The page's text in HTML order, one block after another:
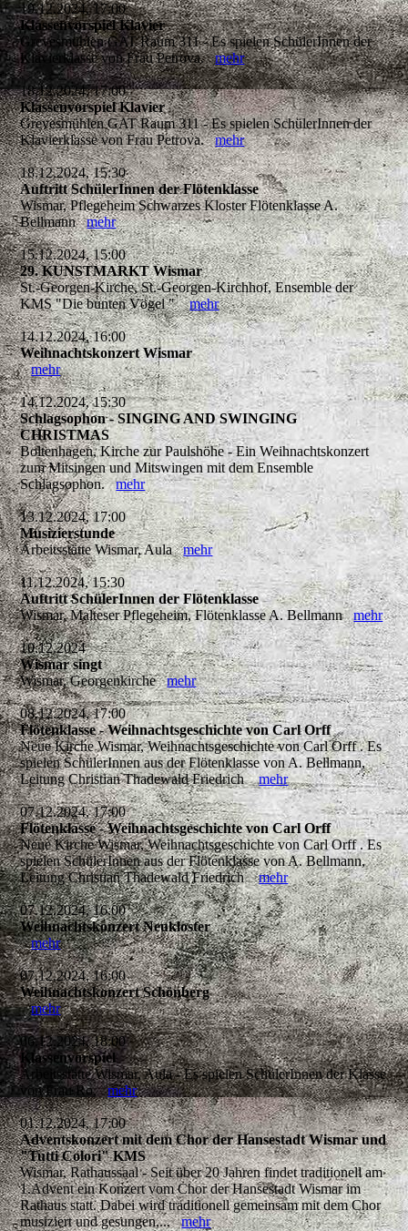
19.12.2024, 17:00
Klassenvorspiel Klavier
Grevesmühlen GAT Raum 311 - Es spielen SchülerInnen der
Klavierklasse von Frau Petrova.mehr
18.12.2024, 17:00
Klassenvorspiel Klavier
Grevesmühlen GAT Raum 311 - Es spielen SchülerInnen der
Klavierklasse von Frau Petrova.mehr
18.12.2024, 15:30
Auftritt SchülerInnen der Flötenklasse
Wismar, Pflegeheim Schwarzes Kloster Flötenklasse A.
Bellmannmehr
15.12.2024, 15:00
29. KUNSTMARKT Wismar
St.-Georgen-Kirche, St.-Georgen-Kirchhof, Ensemble der
KMS "Die bunten Vögel "mehr
14.12.2024, 16:00
Weihnachtskonzert Wismar
mehr
14.12.2024, 15:30
Schlagsophon - SINGING AND SWINGING
CHRISTMAS
Boltenhagen, Kirche zur Paulshöhe - Ein Weihnachtskonzert
zum Mitsingen und Mitswingen mit dem Ensemble
Schlagsophon.mehr
13.12.2024, 17:00
Musizierstunde
Arbeitsstätte Wismar, Aulamehr
11.12.2024, 15:30
Auftritt SchülerInnen der Flötenklasse
Wismar, Malteser Pflegeheim, Flötenklasse A. Bellmannmehr
10.12.2024
Wismar singt
Wismar, Georgenkirchemehr
08.12.2024, 17:00
Flötenklasse - Weihnachtsgeschichte von Carl Orff
Neue Kirche Wismar, Weihnachtsgeschichte von Carl Orff . Es
spielen SchülerInnen aus der Flötenklasse von A. Bellmann,
Leitung Christian Thadewald Friedrichmehr
07.12.2024, 17:00
Flötenklasse - Weihnachtsgeschichte von Carl Orff
Neue Kirche Wismar, Weihnachtsgeschichte von Carl Orff . Es
spielen SchülerInnen aus der Flötenklasse von A. Bellmann,
Leitung Christian Thadewald Friedrichmehr
07.12.2024, 16:00
Weihnachtskonzert Neukloster
mehr
07.12.2024, 16:00
Weihnachtskonzert Schönberg
mehr
06.12.2024, 18:00
Klassenvorspiel
Arbeitsstätte Wismar, Aula - Es spielen SchülerInnen der Klasse
von Frau Ro,mehr
01.12.2024, 17:00
Adventskonzert mit dem Chor der Hansestadt Wismar und
"Tutti Colori" KMS
Wismar, Rathaussaal - Seit über 20 Jahren findet traditionell am
1.Advent ein Konzert vom Chor der Hansestadt Wismar im
Rathaus statt. Dabei wird traditionell gemeinsam mit dem Chor
musiziert und gesungen,...mehr